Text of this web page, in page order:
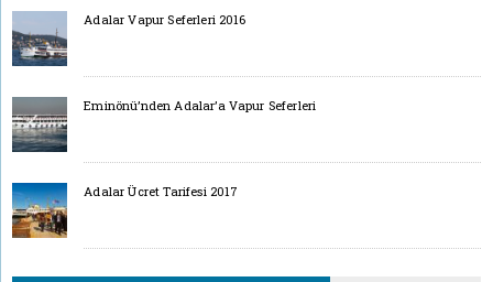
Adalar Vapur Seferleri 2016
Eminönü’nden Adalar’a Vapur Seferleri
Adalar Ücret Tarifesi 2017